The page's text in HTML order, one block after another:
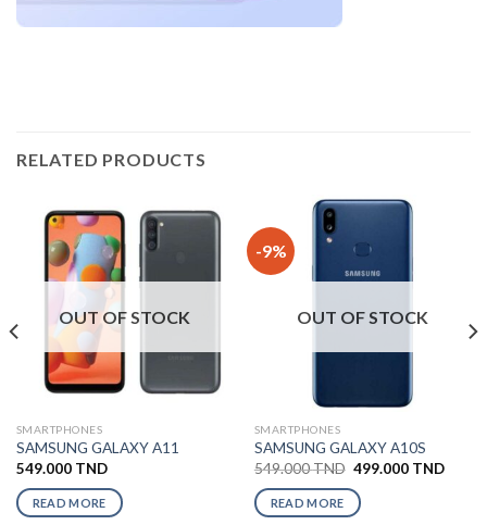
RELATED PRODUCTS
OUT OF STOCK
SMARTPHONES
SAMSUNG GALAXY A11
549.000 TND
READ MORE
-9%
OUT OF STOCK
SMARTPHONES
SAMSUNG GALAXY A10S
549.000TND 499.000 TND
READ MORE